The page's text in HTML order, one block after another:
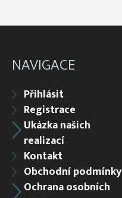
NAVIGACE
Přihlásit
Registrace
Ukázka našich
realizací
Kontakt
Obchodní podmínky
Ochrana osobních